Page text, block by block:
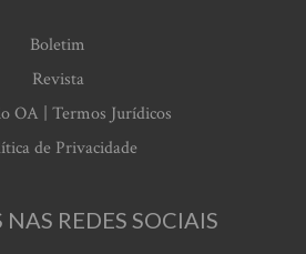
Boletim
Revista
OA | Termos Jurídicos
de Privacidade
REDES SOCIAIS